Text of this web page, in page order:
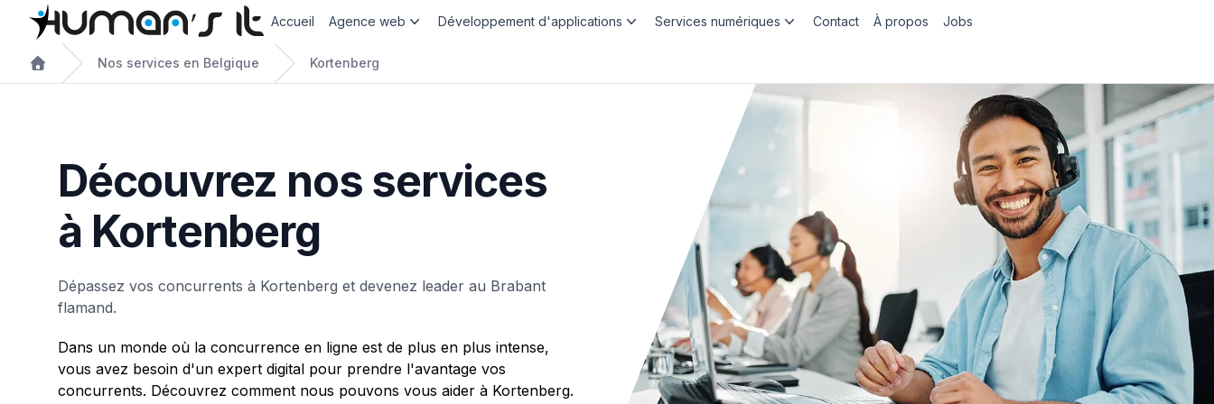
Accueil Agence web Développement d'applications Services numériques Contact À propos Jobs
Nos services en Belgique Kortenberg
Découvrez nos services
à Kortenberg
Dépassez vos concurrents à Kortenberg et devenez leader au Brabant
flamand.
Dans un monde où la concurrence en ligne est de plus en plus intense,
vous avez besoin d'un expert digital pour prendre l'avantage vos
concurrents. Découvrez comment nous pouvons vous aider à Kortenberg.